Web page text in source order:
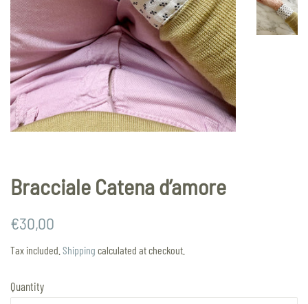
Bracciale Catena d’amore
Regular
€30,00
Tax included. Shipping calculated at checkout.
Quantity